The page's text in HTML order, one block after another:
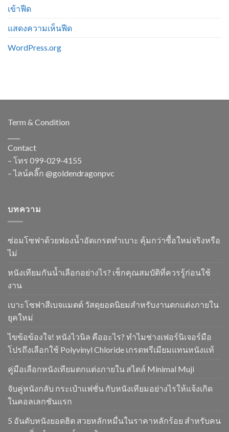
เข้าฟีด
แสดงความเห็นฟีด
WordPress.org
Term & Condition
Contact
– โทร 099-029-4155
– ไลน์คลิ๊ก @goldendragonpvc
บทความ
ซ่อมโซฟาด้วยฟองน้ำอัดเกรดทำเบาะ คุ้มกว่าซื้อใหม่จริงหรือ
ไม่
หนังเทียมกันน้ำเลือกอย่างไร? เช็กคุณสมบัติที่ควรรู้ก่อนใช้
งาน
เบาะโซฟาสีเบจแมตต์ วัสดุยอดนิยมสำหรับงานตกแต่งภายใน
ยุคใหม่
ไขข้อข้องใจ! หนังไวนิล คืออะไร? ทำไมช่างเฟอร์นิเจอร์มือ
โปรถึงเลือกใช้ Polyvinyl Chloride เกรดพรีเมียมแทนหนังแท้
คู่มือเลือกหนังเทียมตกแต่งภายใน สไตล์ Minimal Muji
จับคู่หนังกลับ กระเป๋าแฟชั่น กับหนังเทียมอย่างไรให้แจ้งเกิด
ในคอลเลกชันแรก
5 อันดับหนังยอดฮิต สวยหลักหมื่นในราคาหลักร้อย สำหรับคน